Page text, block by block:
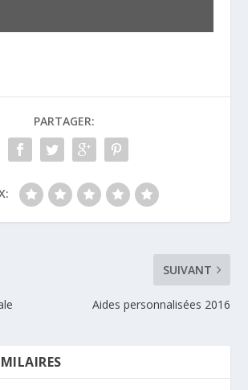
PARTAGER:
SUIVANT
Aides personnalisées 2016